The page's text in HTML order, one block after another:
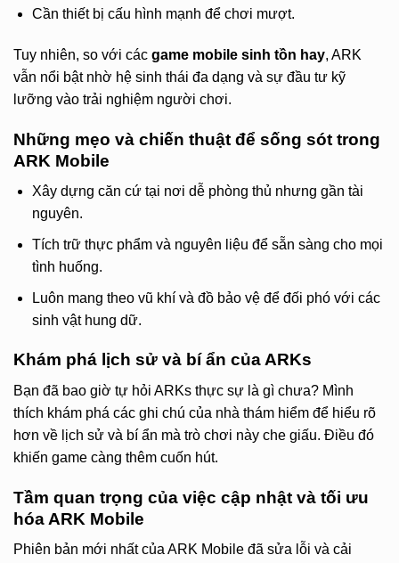
Cần thiết bị cấu hình mạnh để chơi mượt.
Tuy nhiên, so với các game mobile sinh tồn hay, ARK
vẫn nổi bật nhờ hệ sinh thái đa dạng và sự đầu tư kỹ
lưỡng vào trải nghiệm người chơi.
Những mẹo và chiến thuật để sống sót trong
ARK Mobile
Xây dựng căn cứ tại nơi dễ phòng thủ nhưng gần tài
nguyên.
Tích trữ thực phẩm và nguyên liệu để sẵn sàng cho mọi
tình huống.
Luôn mang theo vũ khí và đồ bảo vệ để đối phó với các
sinh vật hung dữ.
Khám phá lịch sử và bí ẩn của ARKs
Bạn đã bao giờ tự hỏi ARKs thực sự là gì chưa? Mình
thích khám phá các ghi chú của nhà thám hiểm để hiểu rõ
hơn về lịch sử và bí ẩn mà trò chơi này che giấu. Điều đó
khiến game càng thêm cuốn hút.
Tầm quan trọng của việc cập nhật và tối ưu
hóa ARK Mobile
Phiên bản mới nhất của ARK Mobile đã sửa lỗi và cải